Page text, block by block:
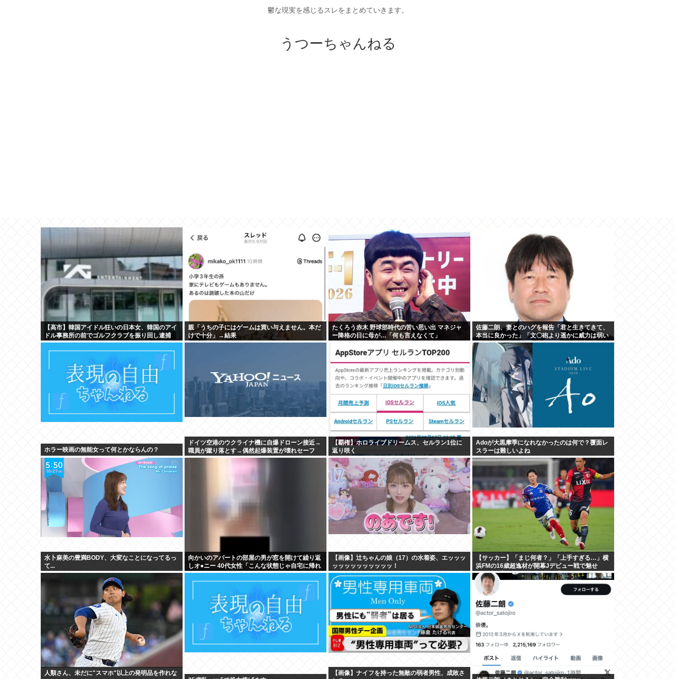
鬱な現実を感じるスレをまとめていきます。
うつーちゃんねる
【高市】韓国アイドル狂いの日本女、韓国のアイ
ドル事務所の前でゴルフクラブを振り回し逮捕
親「うちの子にはゲームは買い与えません。本だ
けで十分」→結果
たくろう赤木 野球部時代の苦い思い出 マネジャ
ー降格の日に母が…「何も言えなくて」
佐藤二朗、妻とのハグを報告「君と生きてきて、
本当に良かった」「文〇砲より遥かに威力は弱い
が、僕のノロケ砲をお見舞いする」
ホラー映画の無能女って何とかならんの？
ドイツ空港のウクライナ機に自爆ドローン接近→
職員が蹴り落とす→偶然起爆装置が壊れセーフ
【覇権】ホロライブドリームス、セルラン1位に
返り咲く
WIWIWIWIWIWIWIWIWIWIWIWIWIWIWIWIWIWI
Adoが大黒摩季になれなかったのは何で？覆面レ
スラーは難しいよね
水卜麻美の豊満BODY、大変なことになってるっ
て...
向かいのアパートの部屋の男が窓を開けて繰り返
しオ●ニー 40代女性「こんな状態じゃ自宅に帰れ
ない」
【画像】辻ちゃんの娘（17）の水着姿、エッッッ
ッッッッッッッッッッ！
【サッカー】「まじ何者？」「上手すぎる…」横
浜FMの16歳超逸材が開幕Jデビュー戦で魅せ
た”衝撃プレー”にSNS騒然！「すごい才能」
人類さん、未だに"スマホ"以上の発明品を作れな
【画像】ナイフを持った無敵の弱者男性、成敗さ